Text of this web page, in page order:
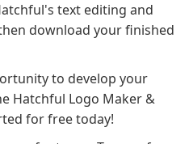
text editing and
download your finished
to develop your
Hatchful Logo Maker &
for free today!